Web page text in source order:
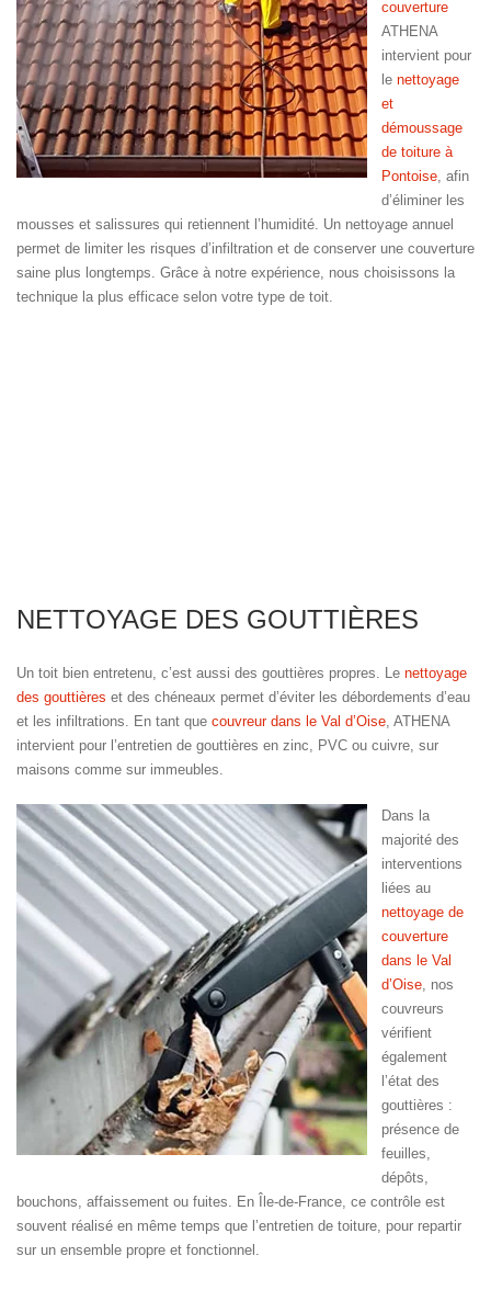
couverture
ATHENA
intervient pour
le nettoyage
et
démoussage
de toiture à
Pontoise , afin
d’éliminer les
mousses et salissures qui retiennent l’humidité. Un nettoyage annuel
permet de limiter les risques d’infiltration et de conserver une couverture
saine plus longtemps. Grâce à notre expérience, nous choisissons la
technique la plus efficace selon votre type de toit.
NETTOYAGE DES GOUTTIÈRES
Un toit bien entretenu, c’est aussi des gouttières propres. Le nettoyage
des gouttières et des chéneaux permet d’éviter les débordements d’eau
et les infiltrations. En tant que couvreur dans le Val d’Oise, ATHENA
intervient pour l’entretien de gouttières en zinc, PVC ou cuivre, sur
maisons comme sur immeubles.
Dans la
majorité des
interventions
liées au
nettoyage de
couverture
dans le Val
d’Oise , nos
couvreurs
vérifient
également
l’état des
gouttières :
présence de
feuilles,
dépôts,
bouchons, affaissement ou fuites. En Île-de-France, ce contrôle est
souvent réalisé en même temps que l’entretien de toiture, pour repartir
sur un ensemble propre et fonctionnel.